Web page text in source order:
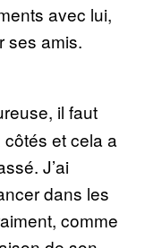
avec lui,
ses amis.
il faut
et cela a
J’ai
dans les
comme